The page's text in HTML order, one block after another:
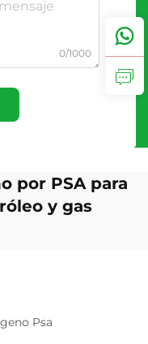
0/1000
por PSA para
y gas
Psa